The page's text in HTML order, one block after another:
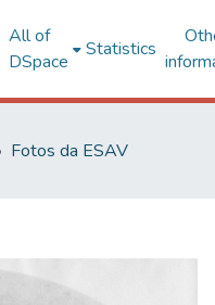
All of
DSpace
Statistics
Fotos da ESAV